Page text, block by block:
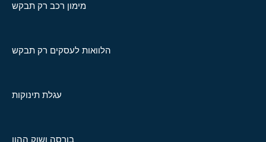
מימון רכב רק תבקש
הלוואות לעסקים רק תבקש
עגלת תינוקות
בורסה ושוק ההון